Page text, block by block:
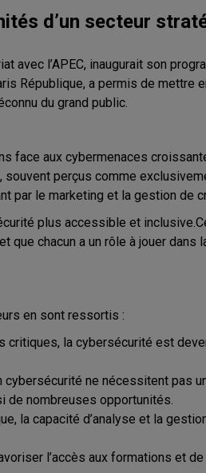
d’un secteur
avec l’APEC, inaugurait son
République, a permis de mettre
du grand public.
face aux cybermenaces
perçus comme
par le marketing et la gestion de
plus accessible et
chacun a un rôle à jouer dans
en sont ressortis :
critiques, la cybersécurité est
ne nécessitent pas
de nombreuses opportunités.
la capacité d’analyse et la
l’accès aux formations et